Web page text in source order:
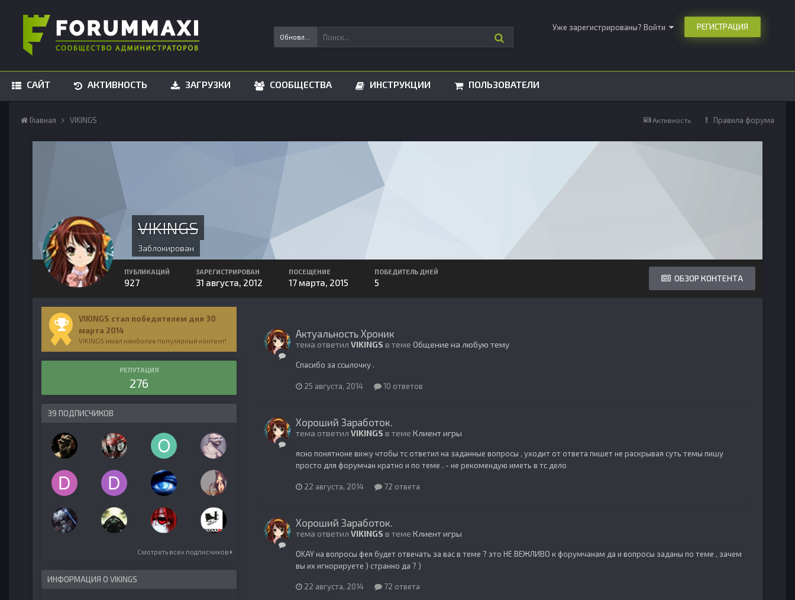
Уже зарегистрированы? Войти РЕГИСТРАЦИЯ
САЙТ АКТИВНОСТЬ ЗАГРУЗКИ СООБЩЕСТВА ИНСТРУКЦИИ ПОЛЬЗОВАТЕЛИ
Активность Правила форума
Главная VIKINGS
VIKINGS
Заблокирован
ОБЗОР КОНТЕНТА
ПУБЛИКАЦИЙ
927
ЗАРЕГИСТРИРОВАН
31 августа, 2012
ПОСЕЩЕНИЕ
17 марта, 2015
ПОБЕДИТЕЛЬ ДНЕЙ
5
VIKINGS стал победителем дня 30
марта 2014
VIKINGS имел наиболее популярный контент!
РЕПУТАЦИЯ
276
39 ПОДПИСЧИКОВ
Смотреть всех подписчиков
ИНФОРМАЦИЯ О VIKINGS
Актуальность Хроник
тема ответил VIKINGS в теме Общение на любую тему
Спасибо за ссылочку .
25 августа, 2014 10 ответов
Хороший Заработок.
тема ответил VIKINGS в теме Клиент игры
ясно понятноне вижу чтобы тс ответил на заданные вопросы , уходит от ответа пишет не раскрывая суть темы пишу
просто для форумчан кратно и по теме . - не рекомендую иметь в тс дело
22 августа, 2014 72 ответа
Хороший Заработок.
тема ответил VIKINGS в теме Клиент игры
OKAY на вопросы фея будет отвечать за вас в теме ? это НЕ ВЕЖЛИВО к форумчанам да и вопросы заданы по теме , зачем
вы их игнорируете ) странно да ? )
22 августа, 2014 72 ответа